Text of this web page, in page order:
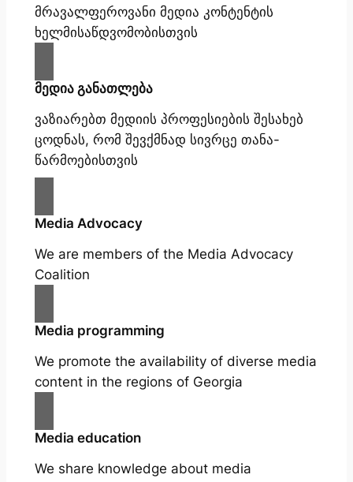
მრავალფეროვანი მედია კონტენტის
ხელმისაწდვომობისთვის
მედია განათლება
ვაზიარებთ მედიის პროფესიების შესახებ
ცოდნას, რომ შევქმნად სივრცე თანა-
წარმოებისთვის
Media Advocacy
We are members of the Media Advocacy
Coalition
Media programming
We promote the availability of diverse media
content in the regions of Georgia
Media education
We share knowledge about media